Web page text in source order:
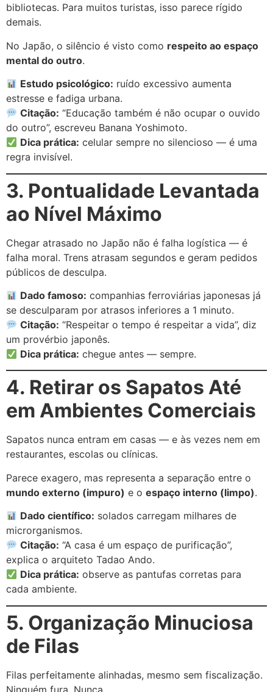
bibliotecas. Para muitos turistas, isso parece rígido
demais.
No Japão, o silêncio é visto como respeito ao espaço
mental do outro.
Estudo psicológico: ruído excessivo aumenta
estresse e fadiga urbana.
Citação: “Educação também é não ocupar o ouvido
do outro”, escreveu Banana Yoshimoto.
Dica prática: celular sempre no silencioso — é uma
regra invisível.
3. Pontualidade Levantada
ao Nível Máximo
Chegar atrasado no Japão não é falha logística — é
falha moral. Trens atrasam segundos e geram pedidos
públicos de desculpa.
Dado famoso: companhias ferroviárias japonesas já
se desculparam por atrasos inferiores a 1 minuto.
Citação: “Respeitar o tempo é respeitar a vida”, diz
um provérbio japonês.
Dica prática: chegue antes — sempre.
4. Retirar os Sapatos Até
em Ambientes Comerciais
Sapatos nunca entram em casas — e às vezes nem em
restaurantes, escolas ou clínicas.
Parece exagero, mas representa a separação entre o
mundo externo (impuro) e o espaço interno (limpo).
Dado científico: solados carregam milhares de
microrganismos.
Citação: “A casa é um espaço de purificação”,
explica o arquiteto Tadao Ando.
Dica prática: observe as pantufas corretas para
cada ambiente.
5. Organização Minuciosa
de Filas
Filas perfeitamente alinhadas, mesmo sem fiscalização.
Ninguém fura. Nunca.